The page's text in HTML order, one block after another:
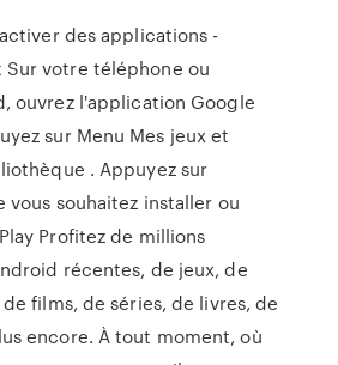
des applications -
votre téléphone ou
ouvrez l'application Google
sur Menu Mes jeux et
. Appuyez sur
souhaitez installer ou
Profitez de millions
récentes, de jeux, de
films, de séries, de livres, de
encore. À tout moment, où